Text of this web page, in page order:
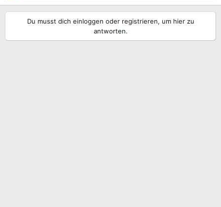
e
a
Du musst dich einloggen oder registrieren, um hier zu
antworten.